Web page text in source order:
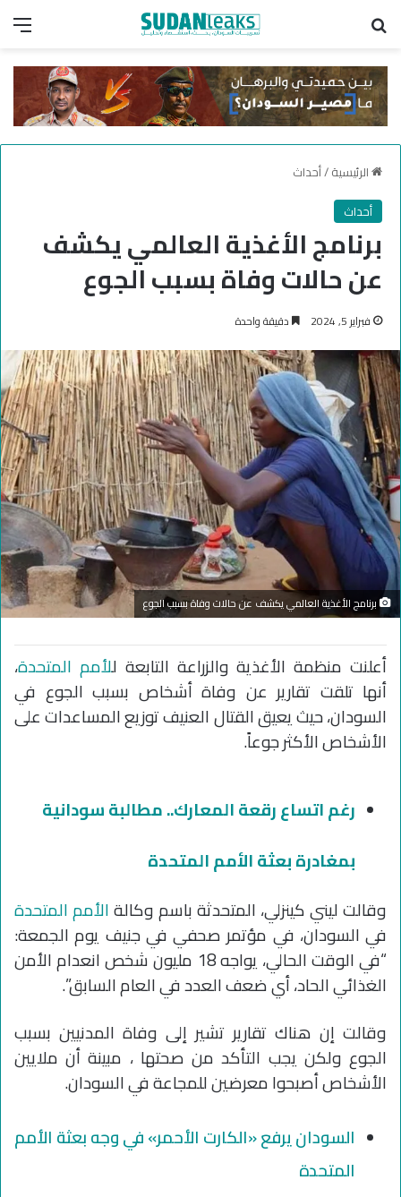
الرئيسية/أحداث
أحداث
برنامج الأغذية العالمي يكشف
عن حالات وفاة بسبب الجوع
فبراير 5, 2024 دقيقة واحدة
برنامج الأغذية العالمي يكشف عن حالات وفاة بسبب الجوع
أعلنت منظمة الأغذية والزراعة التابعة للأمم المتحدة،
أنها تلقت تقارير عن وفاة أشخاص بسبب الجوع في
السودان، حيث يعيق القتال العنيف توزيع المساعدات على
الأشخاص الأكثر جوعاً.
رغم اتساع رقعة المعارك.. مطالبة سودانية
بمغادرة بعثة الأمم المتحدة
وقالت ليني كينزلي، المتحدثة باسم وكالةالأمم المتحدة
في السودان، في مؤتمر صحفي في جنيف يوم الجمعة:
“في الوقت الحالي، يواجه 18 مليون شخص انعدام الأمن
الغذائي الحاد، أي ضعف العدد في العام السابق”.
وقالت إن هناك تقارير تشير إلى وفاة المدنيين بسبب
الجوع ولكن يجب التأكد من صحتها ، مبينة أن ملايين
الأشخاص أصبحوا معرضين للمجاعة في السودان.
السودان يرفع «الكارت الأحمر» في وجه بعثة الأمم
المتحدة